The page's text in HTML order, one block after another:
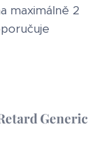
maximálně 2
Generic